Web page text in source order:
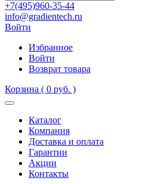
+7(495)960-35-44
info@gradientech.ru
Войти
Избранное
Войти
Возврат товара
Корзина ( 0 руб. )
Каталог
Компания
Доставка и оплата
Гарантии
Акции
Контакты